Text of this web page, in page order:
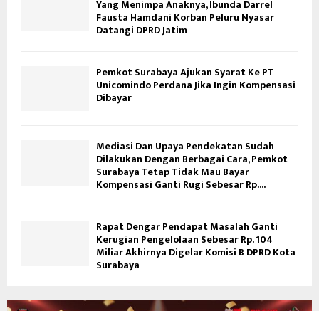
Yang Menimpa Anaknya, Ibunda Darrel
Fausta Hamdani Korban Peluru Nyasar
Datangi DPRD Jatim
Pemkot Surabaya Ajukan Syarat Ke PT
Unicomindo Perdana Jika Ingin Kompensasi
Dibayar
Mediasi Dan Upaya Pendekatan Sudah
Dilakukan Dengan Berbagai Cara, Pemkot
Surabaya Tetap Tidak Mau Bayar
Kompensasi Ganti Rugi Sebesar Rp....
Rapat Dengar Pendapat Masalah Ganti
Kerugian Pengelolaan Sebesar Rp. 104
Miliar Akhirnya Digelar Komisi B DPRD Kota
Surabaya